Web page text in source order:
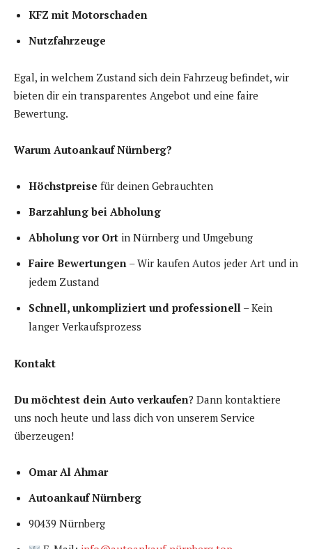
KFZ mit Motorschaden
Nutzfahrzeuge
Egal, in welchem Zustand sich dein Fahrzeug befindet, wir
bieten dir ein transparentes Angebot und eine faire
Bewertung.
Warum Autoankauf Nürnberg?
Höchstpreise für deinen Gebrauchten
Barzahlung bei Abholung
Abholung vor Ort in Nürnberg und Umgebung
Faire Bewertungen – Wir kaufen Autos jeder Art und in
jedem Zustand
Schnell, unkompliziert und professionell – Kein
langer Verkaufsprozess
Kontakt
Du möchtest dein Auto verkaufen? Dann kontaktiere
uns noch heute und lass dich von unserem Service
überzeugen!
Omar Al Ahmar
Autoankauf Nürnberg
90439 Nürnberg